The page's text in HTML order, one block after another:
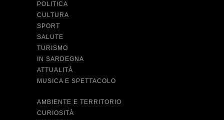
POLITICA
CULTURA
SPORT
SALUTE
TURISMO
IN SARDEGNA
ATTUALITÀ
MUSICA E SPETTACOLO
AMBIENTE E TERRITORIO
CURIOSITÀ